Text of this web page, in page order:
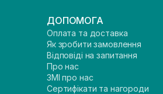
ДОПОМОГА
Оплата та доставка
Як зробити замовлення
Відповіді на запитання
Про нас
ЗМІ про нас
Сертифікати та нагороди